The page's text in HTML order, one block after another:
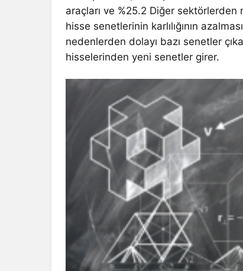
araçları ve %25.2 Diğer
hisse senetlerinin karlılığının
nedenlerden dolayı bazı senetler
hisselerinden yeni senetler girer.